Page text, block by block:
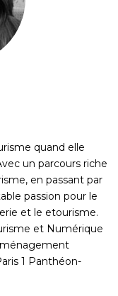
quand elle
un parcours riche
en passant par
passion pour le
et le etourisme.
et Numérique
1 Panthéon-